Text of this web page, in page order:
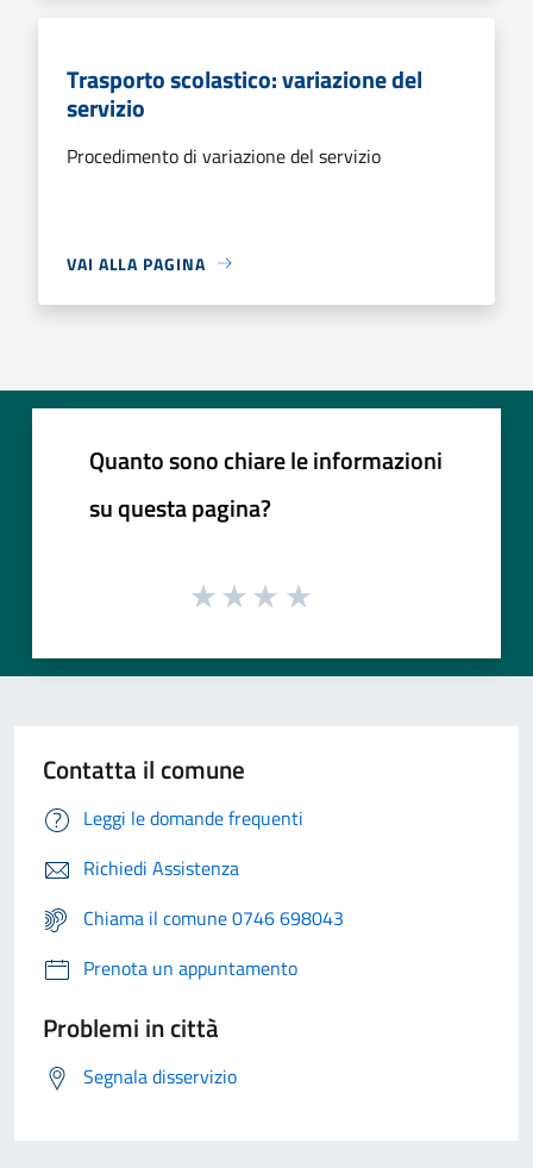
Trasporto scolastico: variazione del
servizio
Procedimento di variazione del servizio
VAI ALLA PAGINA
Quanto sono chiare le informazioni
su questa pagina?
Contatta il comune
Leggi le domande frequenti
Richiedi Assistenza
Chiama il comune 0746 698043
Prenota un appuntamento
Problemi in città
Segnala disservizio